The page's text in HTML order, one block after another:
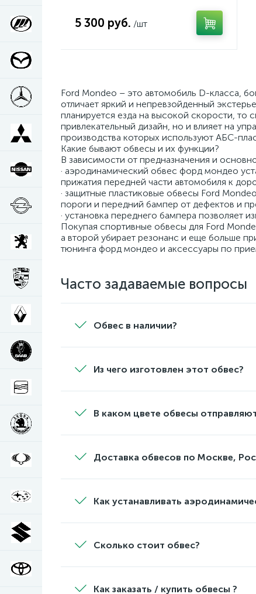
5 300 руб. /шт
Ford Mondeo – это автомобиль D-класса,
отличает яркий и непревзойденный
планируется езда на высокой скорости,
привлекательный дизайн, но и влияет на
производства которых используют АБС-
Какие бывают обвесы и их функции?
В зависимости от предназначения и
· аэродинамический обвес форд мондео
прижатия передней части автомобиля к
· защитные пластиковые обвесы Ford
пороги и передний бампер от дефектов и
· установка переднего бампера позволяет
Покупая спортивные обвесы для Ford
а второй убирает резонанс и еще больше
тюнинга форд мондео и аксессуары по
Часто задаваемые вопросы
Обвес в наличии?
Из чего изготовлен этот обвес?
В каком цвете обвесы
Доставка обвесов по Москве,
Как устанавливать
Сколько стоит обвес?
Как заказать / купить обвесы ?